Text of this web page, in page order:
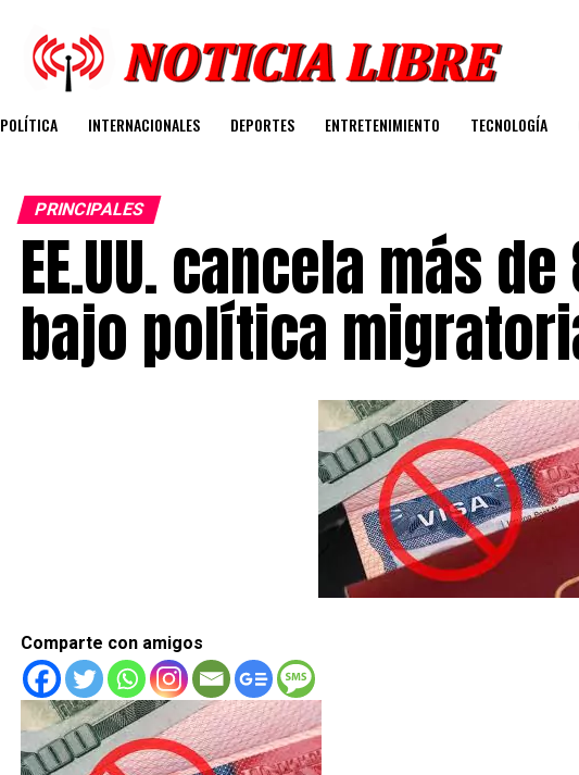
POLÍTICA INTERNACIONALES DEPORTES ENTRETENIMIENTO TECNOLOGÍA
PRINCIPALES
EE.UU. cancela más
bajo política
Comparte con amigos